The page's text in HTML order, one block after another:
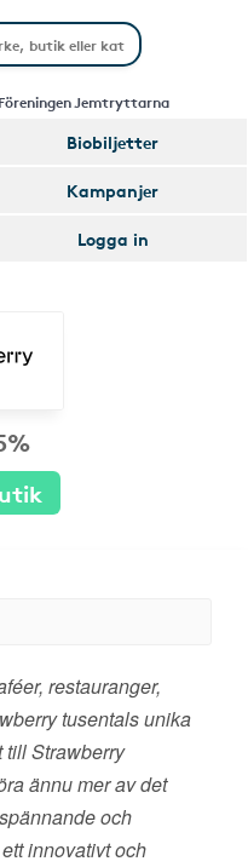
Jemtryttarna
Biobiljetter
Kampanjer
Logga in
restauranger,
tusentals unika
till Strawberry
ännu mer av det
och
innovativt och